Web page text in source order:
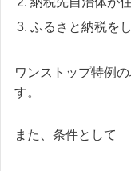
ふるさと納税を
ワンストップ特例
す。
また、条件として